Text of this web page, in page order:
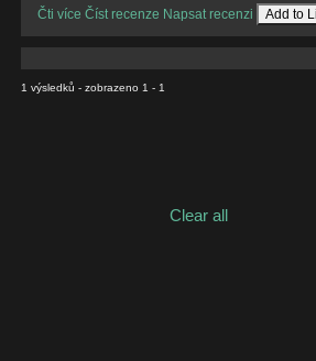
Čti více Číst recenze Napsat recenzi Add to
1 výsledků - zobrazeno 1 - 1
Clear all